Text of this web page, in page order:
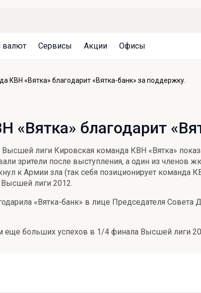
Система страхования вкладов
Архив вкладов
Привилегии для клиентов
Реструктуризация
Оценка недвижимости
Подбор новой недвижимости
Документы
Кешбэк
валют
Сервисы
Акции
Офисы
КВН «Вятка» благодарит «Вятка-банк» за поддержку.
«Вятка» благодарит
лиги Кировская команда КВН «Вятка»
зрители после выступления, а один из членов
к Армии зла (так себя позиционирует команда
лиги 2012.
«Вятка-банк» в лице Председателя Совета
больших успехов в 1/4 финала Высшей лиги